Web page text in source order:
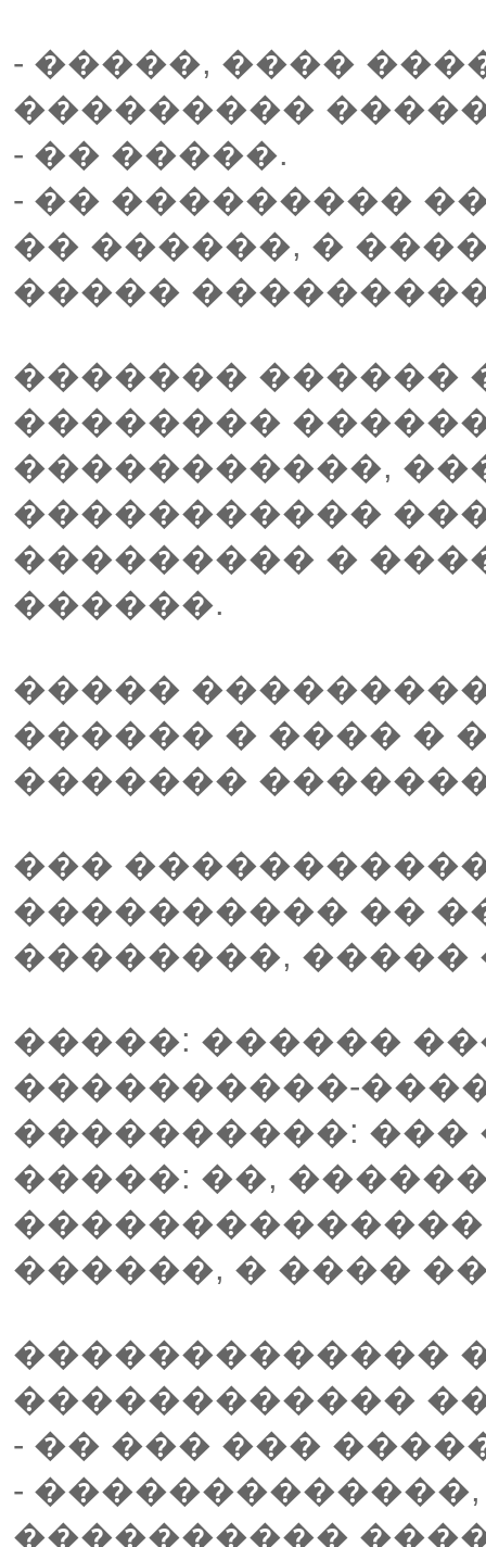
- �����, ����
���������
- �� �����.
- �� ���������
�� ������, �
�����
������� ������
��������
�����������,
�����������
��������� �
������.
�����
������ � ���� �
�������
���
���������� ��
��������, �����
�����: ������
����������-
����������: ���
�����: ��,
������, � ����
�������������
������������
- �� ��� ���
-
����������